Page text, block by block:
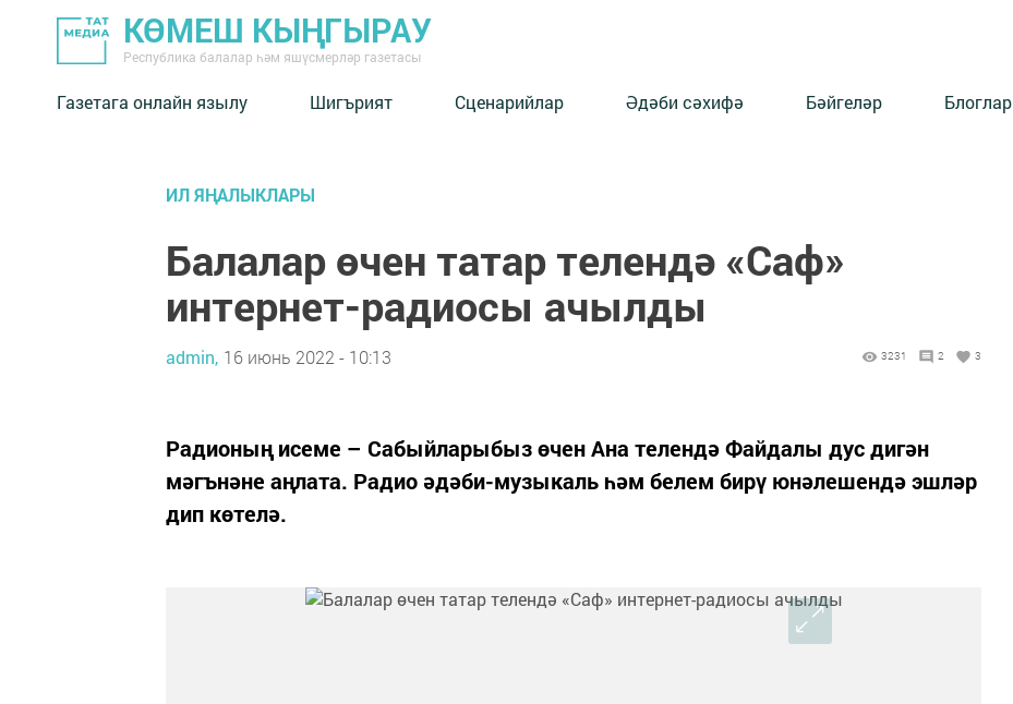
КӨМЕШ КЫҢГЫРАУ
Республика балалар һәм яшүсмерләр газетасы
Газетага онлайн язылу Шигърият Сценарийлар Әдәби сәхифә Бәйгеләр Блоглар
ИЛ ЯҢАЛЫКЛАРЫ
Балалар өчен татар телендә «Саф»
интернет-радиосы ачылды
admin, 16 июнь 2022 - 10:13 3231 2 3
Радионың исеме – Сабыйларыбыз өчен Ана телендә Файдалы дус дигән
мәгънәне аңлата. Радио әдәби-музыкаль һәм белем бирү юнәлешендә эшләр
дип көтелә.